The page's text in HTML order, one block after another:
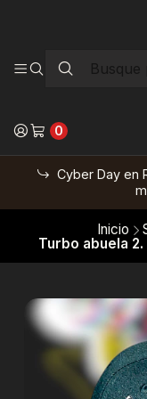
0
Cyber Day en
Inicio
Turbo abuela